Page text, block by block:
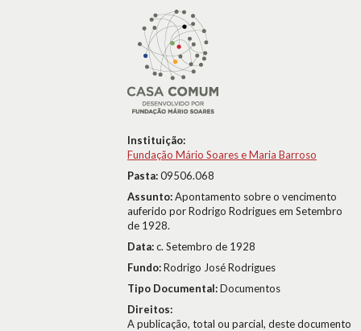
Instituição:
Fundação Mário Soares e Maria Barroso
Pasta:09506.068
Assunto:Apontamento sobre o vencimento
auferido por Rodrigo Rodrigues em Setembro
de 1928.
Data:c. Setembro de 1928
Fundo:Rodrigo José Rodrigues
Tipo Documental:Documentos
Direitos:
A publicação, total ou parcial, deste documento